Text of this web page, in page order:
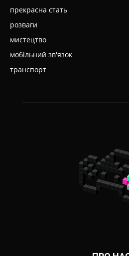
прекрасна стать
розваги
мистецтво
мобільний зв'язок
транспорт